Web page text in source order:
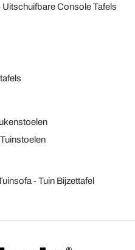
Uitschuifbare Console Tafels
Tuinstoelen
Tuin Bijzettafel